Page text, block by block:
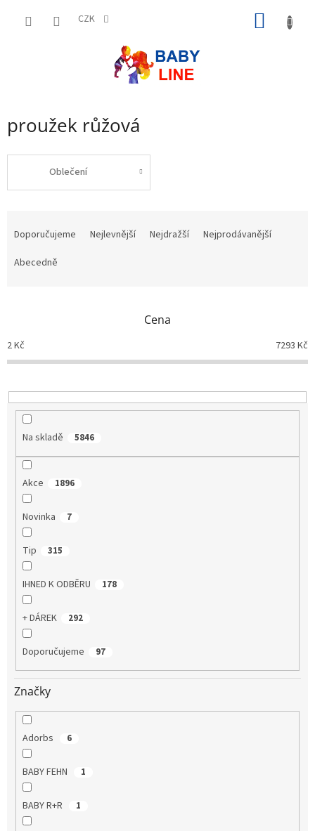
CZK
proužek růžová
Oblečení
o
d
k
t
Doporučujeme Nejlevnější Nejdražší
Nejprodávanější
Abecedně
Cena
2Kč 7293 Kč
Na skladě 5846
Akce 1896
Novinka 7
Tip 315
IHNED K ODBĚRU 178
+ DÁREK 292
Doporučujeme 97
Značky
Adorbs 6
BABY FEHN 1
BABY R+R 1